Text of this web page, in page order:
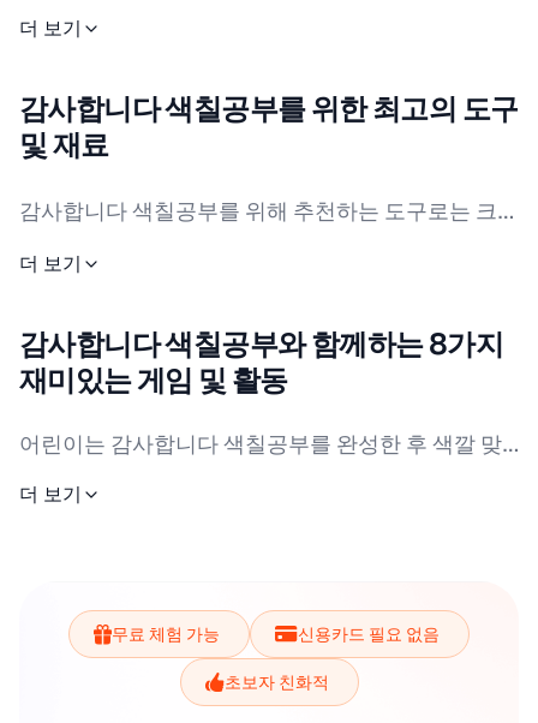
많이 사용됩니다. 예를 들어, 노란색, 주황색, 분홍색,
용 감사합니다 색칠공부에서는 밝고 선명한 색을 추
천합니다. 남자아이들은 파란색이나 초록색 같은 시
원한 색상을 좋아하고, 여자아이들은 분홍색이나 보
라색 계열을 즐겨 사용할 수 있습니다. 성인용 색칠공
색 그라데이션을 활용하는 방법도 있습니다. 감사합
니다 색칠공부를 할 때에는 전통적인 색상에서 벗어
나 자연에서 볼 수 있는 돌 멜란지 색깔이나 현대적인
롭게 표현해 보세요!
더 보기
감사합니다 색칠공부를 위한 최고의 도구
및 재료
감사합니다 색칠공부를 위해 추천하는 도구로는 크레
용, 색연필, 마커, 수채화펜이 있습니다. 어린아이들
합니다. 크레용은 부드러운 표현에 좋고, 색연필은 세
밀한 부분을 채우기에 좋습니다. 청소년이나 성인은
마커와 수채화펜을 사용해 선명하고 화려한 색을 표
현할 수 있습니다. 반짝이 스티커나 글리터 가루를 추
가하면 감사의 마음을 더욱 빛나게 꾸밀 수 있습니다.
니다 색칠공부는 폭넓은 연령층이 즐길 수 있기 때문
에, 각 도구가 지닌 특징과 장점을 활용하면 색칠 시간
이 더욱 즐거워질 것입니다. 도구를 다양하게 조합하
더 보기
감사합니다 색칠공부와 함께하는 8가지
재미있는 게임 및 활동
어린이는 감사합니다 색칠공부를 완성한 후 색깔 맞
드를 이용해 같은 색 찾기를 하고, 어려운 버전으로 다
청소년은 감사합니다 색칠공부를 여러 명이 같이 색
칠하는 협력 게임으로 즐길 수 있습니다. 한 사람이 일
부만 칠하고 다음 사람에게 이어 이어 완성하는 방식
더 보기
무료 체험 가능 신용카드 필요 없음
초보자 친화적